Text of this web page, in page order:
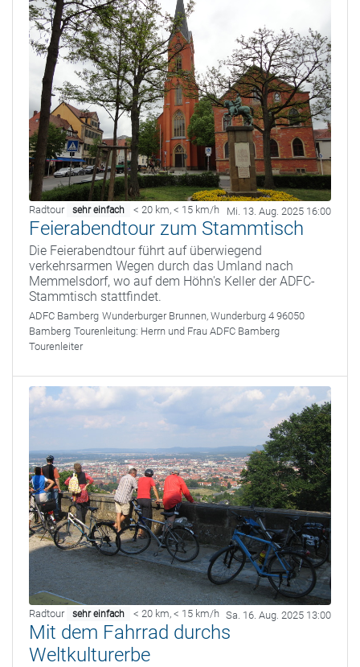
Radtour sehr einfach < 20 km, < 15 km/h Mi. 13. Aug. 2025 16:00
Feierabendtour zum Stammtisch
Die Feierabendtour führt auf überwiegend
verkehrsarmen Wegen durch das Umland nach
Memmelsdorf, wo auf dem Höhn's Keller der ADFC-
Stammtisch stattfindet.
ADFC Bamberg Wunderburger Brunnen, Wunderburg 4 96050
Bamberg Tourenleitung: Herrn und Frau ADFC Bamberg
Tourenleiter
Radtour sehr einfach < 20 km, < 15 km/h Sa. 16. Aug. 2025 13:00
Mit dem Fahrrad durchs
Weltkulturerbe